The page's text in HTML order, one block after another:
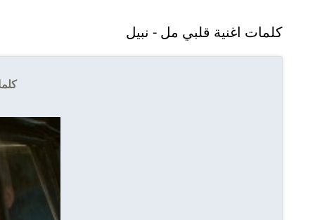
كلمات اغنية قلبي مل - نبيل